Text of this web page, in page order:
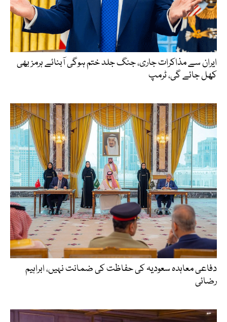
ایران سے مذاکرات جاری، جنگ جلد ختم ہوگی آبنائے ہرمز بھی
کھل جائے گی، ٹرمپ
دفاعی معاہدہ سعودیہ کی حفاظت کی ضمانت نہیں، ابراہیم
رضائی